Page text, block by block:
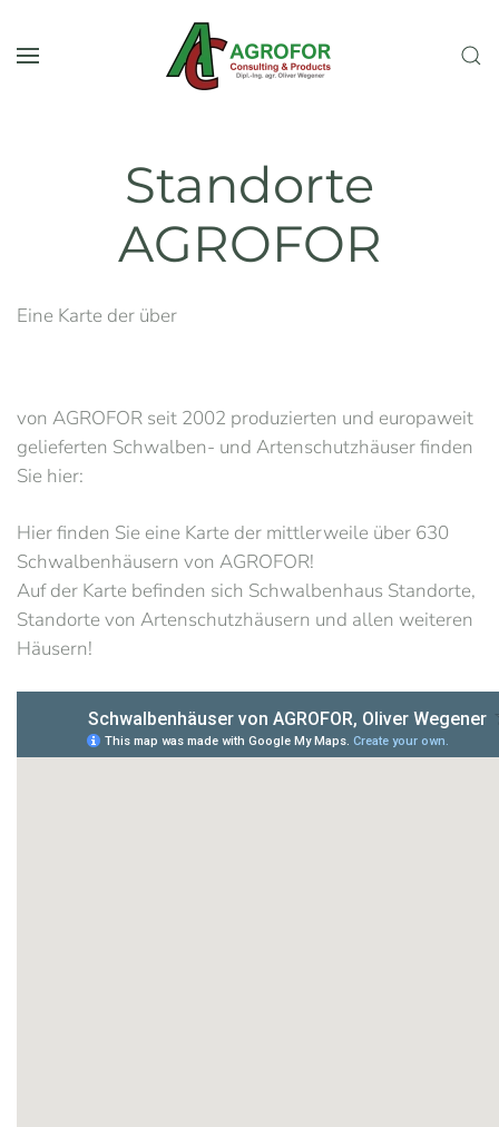
Zum Hauptinhalt springen
Standorte
AGROFOR
Eine Karte der über
von AGROFOR seit 2002 produzierten und europaweit
gelieferten Schwalben- und Artenschutzhäuser finden
Sie hier:
Hier finden Sie eine Karte der mittlerweile über 630
Schwalbenhäusern von AGROFOR!
Auf der Karte befinden sich Schwalbenhaus Standorte,
Standorte von Artenschutzhäusern und allen weiteren
Häusern!